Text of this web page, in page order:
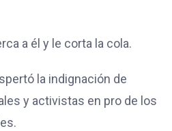
a él y le corta la cola.
la indignación de
y activistas en pro de los